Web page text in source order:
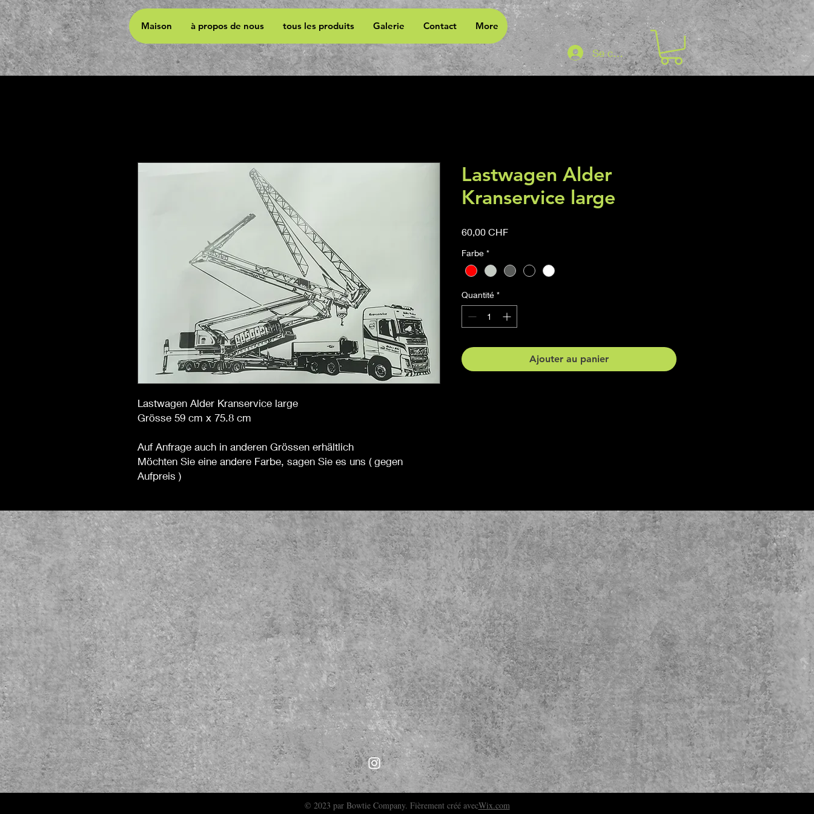
Maison à propos de nous tous les produits Galerie Contact More
Se connecter
Lastwagen Alder Kranservice large
Grösse 59 cm x 75.8 cm
Auf Anfrage auch in anderen Grössen erhältlich
Möchten Sie eine andere Farbe, sagen Sie es uns ( gegen
Aufpreis )
Lastwagen Alder
Kranservice large
60,00 CHFPrix
Farbe *
Quantité *
Ajouter au panier
© 2023 par Bowtie Company. Fièrement créé avecWix.com